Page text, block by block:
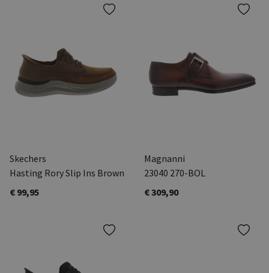
Skechers
Hasting Rory Slip Ins Brown
€ 99,95
Magnanni
23040 270-BOL
€ 309,90